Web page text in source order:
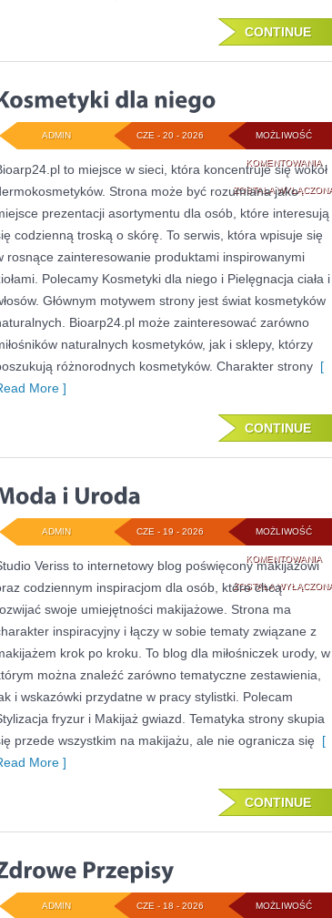
CONTINUE
MOŻLIWOŚĆ
KOMENTOWANIA
ZOSTAŁA
CZE - 20 - 2026
ADMIN
to miejsce w sieci, która koncentruje się wokół
Strona może być rozumiana jako
prezentacji asortymentu dla osób, które interesują
codzienną troską o skórę. To serwis, która wpisuje się
rosnące zainteresowanie produktami inspirowanymi
Polecamy Kosmetyki dla niego i Pielęgnacja ciała i
Głównym motywem strony jest świat kosmetyków
Bioarp24.pl może zainteresować zarówno
naturalnych kosmetyków, jak i sklepy, którzy
różnorodnych kosmetyków. Charakter strony [
More ]
CONTINUE
MOŻLIWOŚĆ
KOMENTOWANIA
I
ZOSTAŁA
CZE - 19 - 2026
ADMIN
Veriss to internetowy blog poświęcony makijażowi
codziennym inspiracjom dla osób, które chcą
swoje umiejętności makijażowe. Strona ma
inspiracyjny i łączy w sobie tematy związane z
krok po kroku. To blog dla miłośniczek urody, w
można znaleźć zarówno tematyczne zestawienia,
i wskazówki przydatne w pracy stylistki. Polecam
fryzur i Makijaż gwiazd. Tematyka strony skupia
przede wszystkim na makijażu, ale nie ogranicza się [
More ]
CONTINUE
MOŻLIWOŚĆ
CZE - 18 - 2026
ADMIN